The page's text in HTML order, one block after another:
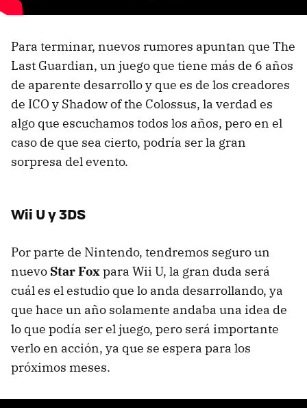
Para terminar, nuevos rumores apuntan que The
Last Guardian, un juego que tiene más de 6 años
de aparente desarrollo y que es de los creadores
de ICO y Shadow of the Colossus, la verdad es
algo que escuchamos todos los años, pero en el
caso de que sea cierto, podría ser la gran
sorpresa del evento.
Wii U y 3DS
Por parte de Nintendo, tendremos seguro un
nuevo Star Foxpara Wii U, la gran duda será
cuál es el estudio que lo anda desarrollando, ya
que hace un año solamente andaba una idea de
lo que podía ser el juego, pero será importante
verlo en acción, ya que se espera para los
próximos meses.